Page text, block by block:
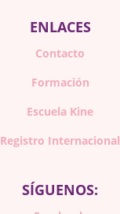
ENLACES
Contacto
Formación
Escuela Kine
Registro Internacional
SÍGUENOS: